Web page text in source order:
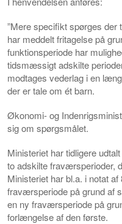
”Mere specifikt spørges
har meddelt fritagelse på
funktionsperiode har
tidsmæssigt adskilte
modtages vederlag i en
der er tale om ét barn.
Økonomi- og
sig om spørgsmålet.
Ministeriet har tidligere
to adskilte fraværsperioder,
Ministeriet har bl.a. i notat
fraværsperiode på grund af
en ny fraværsperiode på
forlængelse af den første.